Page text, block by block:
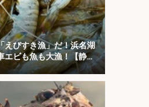
えびすき漁」だ！浜名湖
ビも魚も大漁！【静